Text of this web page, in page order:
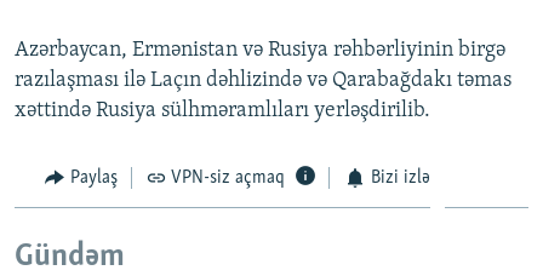
Azərbaycan, Ermənistan və Rusiya rəhbərliyinin birgə
razılaşması ilə Laçın dəhlizində və Qarabağdakı təmas
xəttində Rusiya sülhməramlıları yerləşdirilib.
Paylaş VPN-siz açmaq Bizi izlə
Gündəm